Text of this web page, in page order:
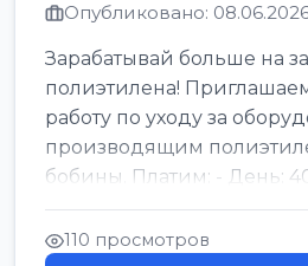
Опубликовано:
Зарабатывай больше на
полиэтилена!
работу по уходу за
производящим
бобины. Платим: - День:
для синих бумаг и виз) -...
110 просмотров